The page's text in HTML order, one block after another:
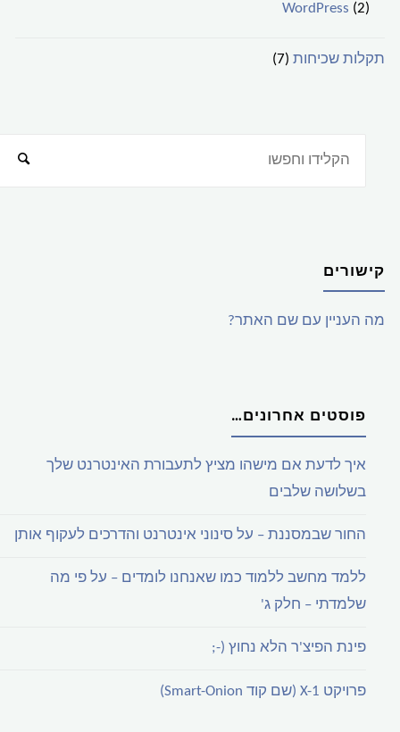
WordPress (2)
תקלות שכיחות (7)
קישורים
מה העניין עם שם האתר?
פוסטים אחרונים…
איך לדעת אם מישהו מציץ לתעבורת האינטרנט שלך
בשלושה שלבים
החור שבמסננת – על סינוני אינטרנט והדרכים לעקוף אותן
ללמד מחשב ללמוד כמו שאנחנו לומדים – על פי מה
שלמדתי – חלק ג'
פינת הפיצ'ר הלא נחוץ (-;
פרויקט X-1 (שם קוד Smart-Onion)